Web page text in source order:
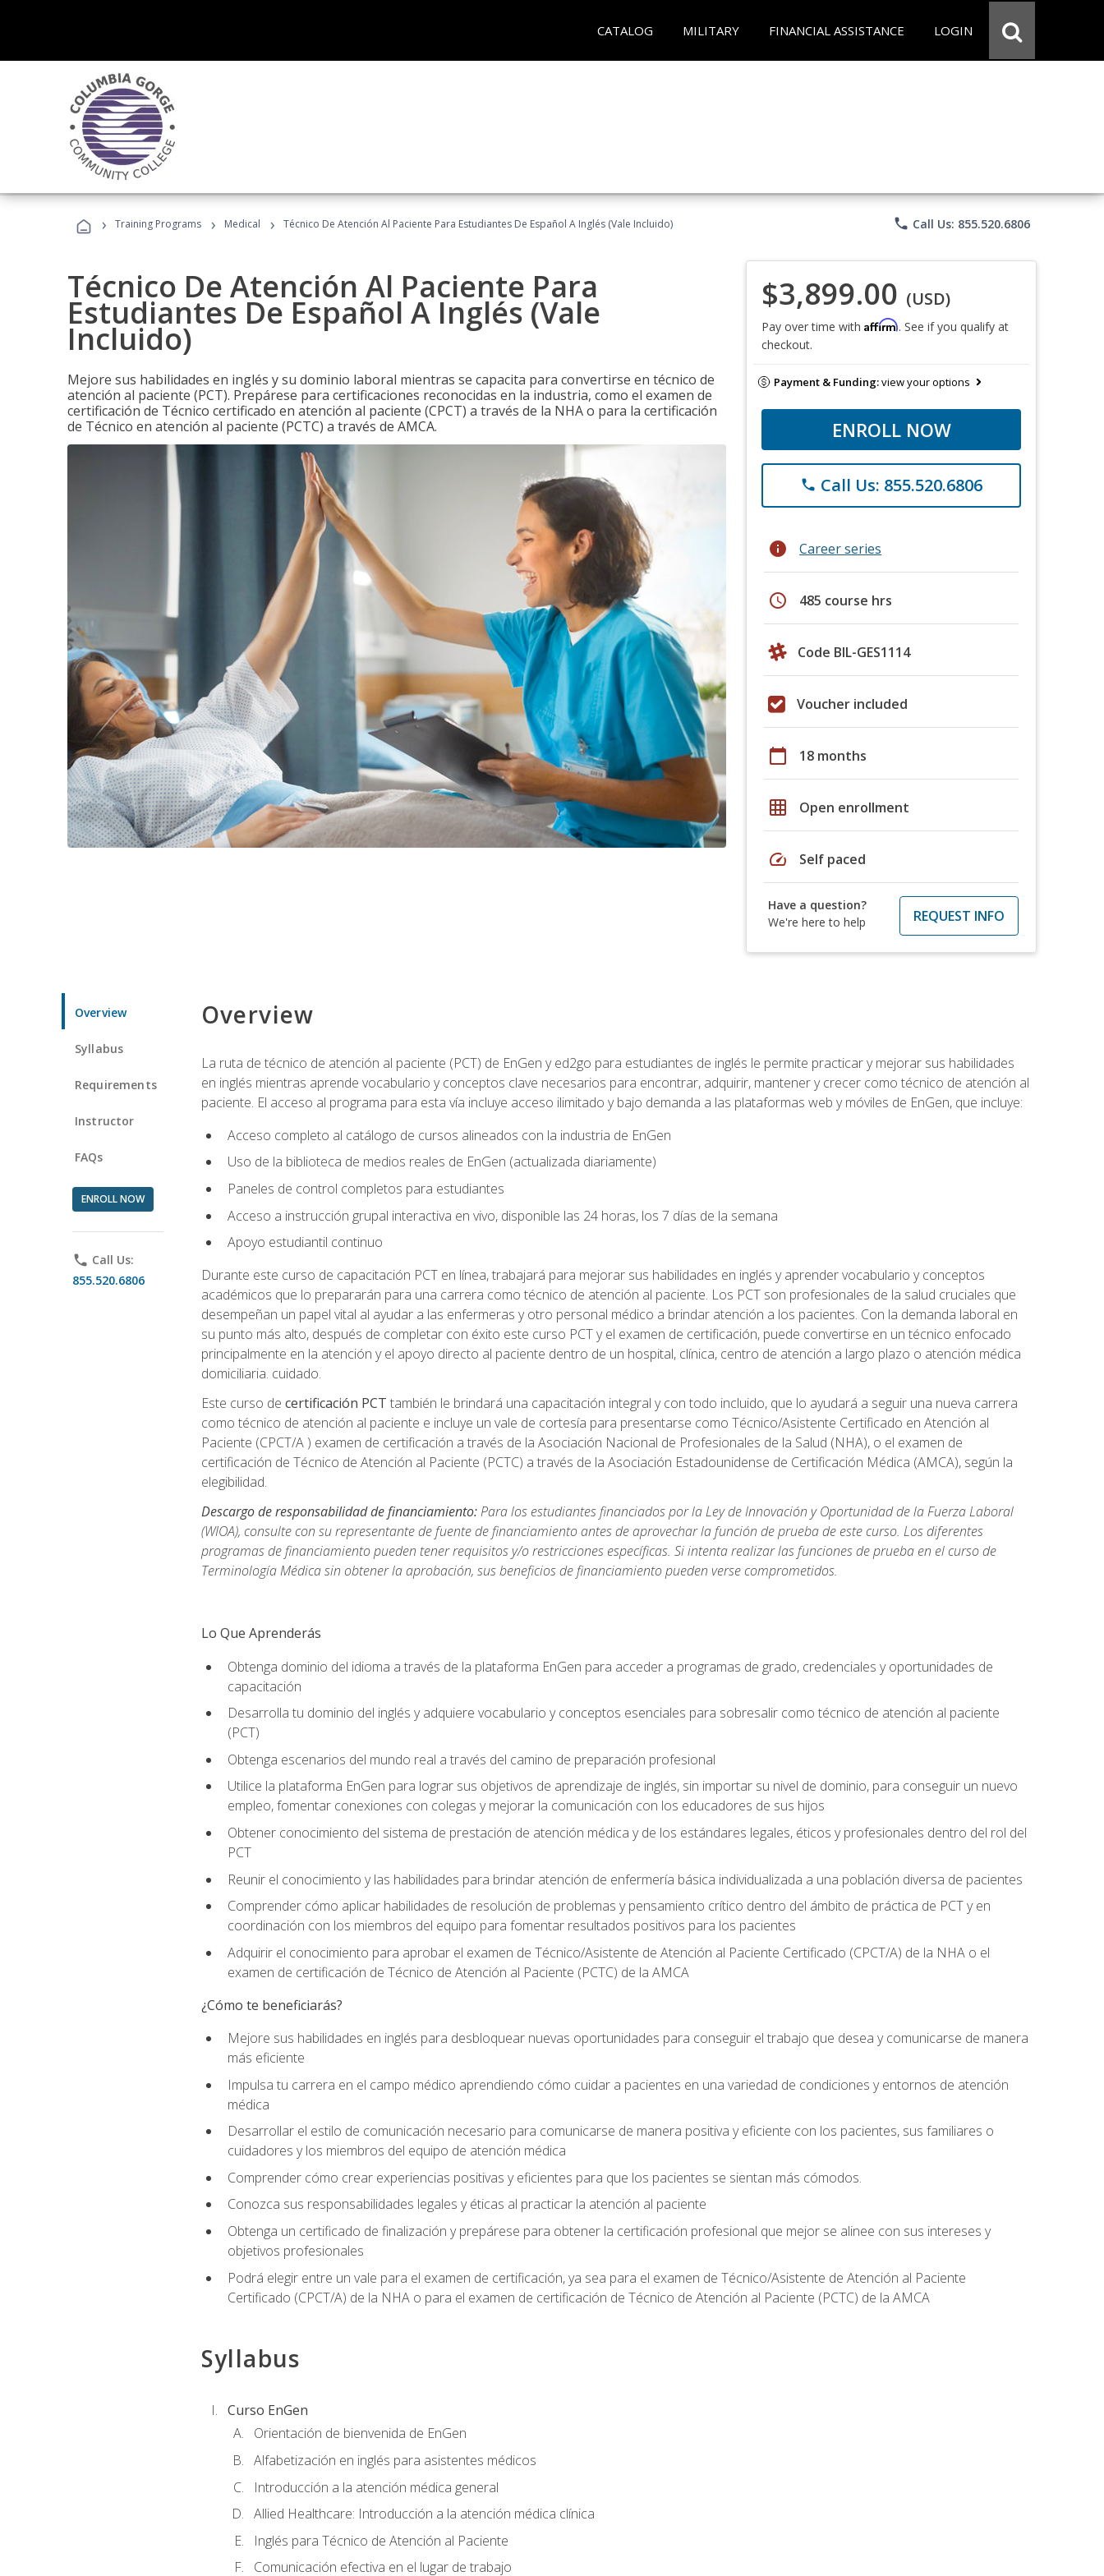
CATALOG MILITARY FINANCIAL ASSISTANCE LOGIN
› Training Programs › Medical › Técnico De Atención Al Paciente Para Estudiantes De Español A Inglés (Vale Incluido) phone Call Us: 855.520.6806
Técnico De Atención Al Paciente Para
Estudiantes De Español A Inglés (Vale
Incluido)
Mejore sus habilidades en inglés y su dominio laboral mientras se capacita para convertirse en técnico de
atención al paciente (PCT). Prepárese para certificaciones reconocidas en la industria, como el examen de
certificación de Técnico certificado en atención al paciente (CPCT) a través de la NHA o para la certificación
de Técnico en atención al paciente (PCTC) a través de AMCA.
$3,899.00 (USD)
Pay over time with Affirm. See if you qualify at
checkout.
Payment & Funding:view your options
ENROLL NOW
phone Call Us: 855.520.6806
info Career series
schedule 485 course hrs
Code BIL-GES1114
Voucher included
calendar_today 18 months
grid_on Open enrollment
speed Self paced
Have a question?
We're here to help
REQUEST INFO
Overview
Syllabus
Requirements
Instructor
FAQs
ENROLL NOW
phone Call Us:
855.520.6806
Overview
La ruta de técnico de atención al paciente (PCT) de EnGen y ed2go para estudiantes de inglés le permite practicar y mejorar sus habilidades
en inglés mientras aprende vocabulario y conceptos clave necesarios para encontrar, adquirir, mantener y crecer como técnico de atención al
paciente. El acceso al programa para esta vía incluye acceso ilimitado y bajo demanda a las plataformas web y móviles de EnGen, que incluye:
Acceso completo al catálogo de cursos alineados con la industria de EnGen
Uso de la biblioteca de medios reales de EnGen (actualizada diariamente)
Paneles de control completos para estudiantes
Acceso a instrucción grupal interactiva en vivo, disponible las 24 horas, los 7 días de la semana
Apoyo estudiantil continuo
Durante este curso de capacitación PCT en línea, trabajará para mejorar sus habilidades en inglés y aprender vocabulario y conceptos
académicos que lo prepararán para una carrera como técnico de atención al paciente. Los PCT son profesionales de la salud cruciales que
desempeñan un papel vital al ayudar a las enfermeras y otro personal médico a brindar atención a los pacientes. Con la demanda laboral en
su punto más alto, después de completar con éxito este curso PCT y el examen de certificación, puede convertirse en un técnico enfocado
principalmente en la atención y el apoyo directo al paciente dentro de un hospital, clínica, centro de atención a largo plazo o atención médica
domiciliaria. cuidado.
Este curso de certificación PCT también le brindará una capacitación integral y con todo incluido, que lo ayudará a seguir una nueva carrera
como técnico de atención al paciente e incluye un vale de cortesía para presentarse como Técnico/Asistente Certificado en Atención al
Paciente (CPCT/A ) examen de certificación a través de la Asociación Nacional de Profesionales de la Salud (NHA), o el examen de
certificación de Técnico de Atención al Paciente (PCTC) a través de la Asociación Estadounidense de Certificación Médica (AMCA), según la
elegibilidad.
Descargo de responsabilidad de financiamiento:Para los estudiantes financiados por la Ley de Innovación y Oportunidad de la Fuerza Laboral
(WIOA), consulte con su representante de fuente de financiamiento antes de aprovechar la función de prueba de este curso. Los diferentes
programas de financiamiento pueden tener requisitos y/o restricciones específicas. Si intenta realizar las funciones de prueba en el curso de
Terminología Médica sin obtener la aprobación, sus beneficios de financiamiento pueden verse comprometidos.
Lo Que Aprenderás
Obtenga dominio del idioma a través de la plataforma EnGen para acceder a programas de grado, credenciales y oportunidades de
capacitación
Desarrolla tu dominio del inglés y adquiere vocabulario y conceptos esenciales para sobresalir como técnico de atención al paciente
(PCT)
Obtenga escenarios del mundo real a través del camino de preparación profesional
Utilice la plataforma EnGen para lograr sus objetivos de aprendizaje de inglés, sin importar su nivel de dominio, para conseguir un nuevo
empleo, fomentar conexiones con colegas y mejorar la comunicación con los educadores de sus hijos
Obtener conocimiento del sistema de prestación de atención médica y de los estándares legales, éticos y profesionales dentro del rol del
PCT
Reunir el conocimiento y las habilidades para brindar atención de enfermería básica individualizada a una población diversa de pacientes
Comprender cómo aplicar habilidades de resolución de problemas y pensamiento crítico dentro del ámbito de práctica de PCT y en
coordinación con los miembros del equipo para fomentar resultados positivos para los pacientes
Adquirir el conocimiento para aprobar el examen de Técnico/Asistente de Atención al Paciente Certificado (CPCT/A) de la NHA o el
examen de certificación de Técnico de Atención al Paciente (PCTC) de la AMCA
¿Cómo te beneficiarás?
Mejore sus habilidades en inglés para desbloquear nuevas oportunidades para conseguir el trabajo que desea y comunicarse de manera
más eficiente
Impulsa tu carrera en el campo médico aprendiendo cómo cuidar a pacientes en una variedad de condiciones y entornos de atención
médica
Desarrollar el estilo de comunicación necesario para comunicarse de manera positiva y eficiente con los pacientes, sus familiares o
cuidadores y los miembros del equipo de atención médica
Comprender cómo crear experiencias positivas y eficientes para que los pacientes se sientan más cómodos.
Conozca sus responsabilidades legales y éticas al practicar la atención al paciente
Obtenga un certificado de finalización y prepárese para obtener la certificación profesional que mejor se alinee con sus intereses y
objetivos profesionales
Podrá elegir entre un vale para el examen de certificación, ya sea para el examen de Técnico/Asistente de Atención al Paciente
Certificado (CPCT/A) de la NHA o para el examen de certificación de Técnico de Atención al Paciente (PCTC) de la AMCA
Syllabus
Curso EnGen
Orientación de bienvenida de EnGen
Alfabetización en inglés para asistentes médicos
Introducción a la atención médica general
Allied Healthcare: Introducción a la atención médica clínica
Inglés para Técnico de Atención al Paciente
Comunicación efectiva en el lugar de trabajo